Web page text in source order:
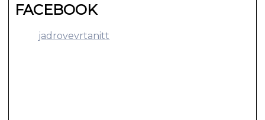
FACEBOOK
jadrovevrtanitt